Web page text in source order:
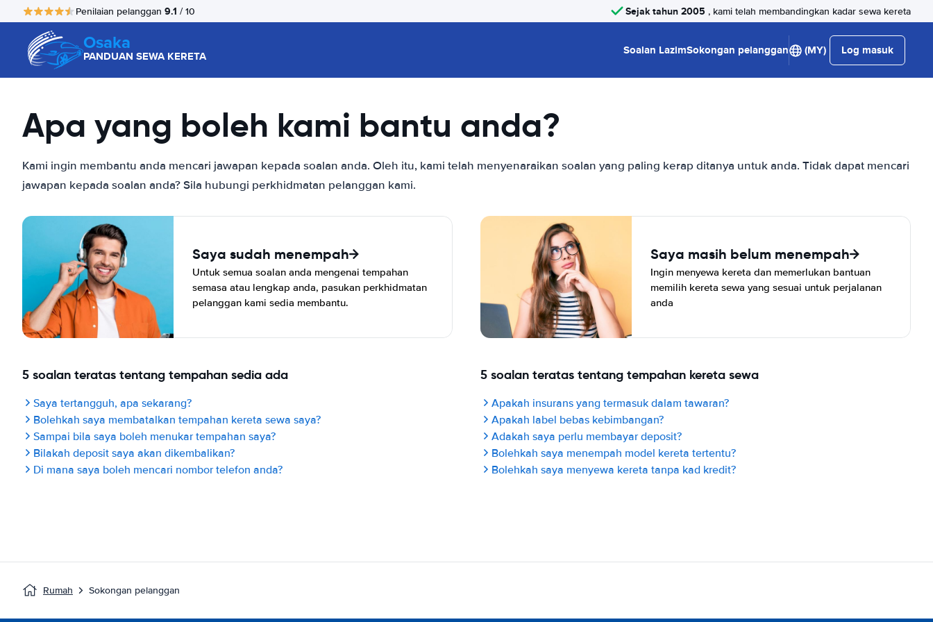
Penilaian pelanggan 9.1 / 10 Sejak tahun 2005 , kami telah membandingkan kadar sewa kereta
Osaka
PANDUAN SEWA KERETA Soalan LazimSokongan pelanggan (MY) Log masuk
Apa yang boleh kami bantu anda?
Kami ingin membantu anda mencari jawapan kepada soalan anda. Oleh itu, kami telah menyenaraikan soalan yang paling kerap ditanya untuk anda. Tidak dapat mencari
jawapan kepada soalan anda? Sila hubungi perkhidmatan pelanggan kami.
Saya sudah menempah
Untuk semua soalan anda mengenai tempahan
semasa atau lengkap anda, pasukan perkhidmatan
pelanggan kami sedia membantu.
Saya masih belum menempah
Ingin menyewa kereta dan memerlukan bantuan
memilih kereta sewa yang sesuai untuk perjalanan
anda
5 soalan teratas tentang tempahan sedia ada
Saya tertangguh, apa sekarang?
Bolehkah saya membatalkan tempahan kereta sewa saya?
Sampai bila saya boleh menukar tempahan saya?
Bilakah deposit saya akan dikembalikan?
Di mana saya boleh mencari nombor telefon anda?
5 soalan teratas tentang tempahan kereta sewa
Apakah insurans yang termasuk dalam tawaran?
Apakah label bebas kebimbangan?
Adakah saya perlu membayar deposit?
Bolehkah saya menempah model kereta tertentu?
Bolehkah saya menyewa kereta tanpa kad kredit?
Rumah Sokongan pelanggan